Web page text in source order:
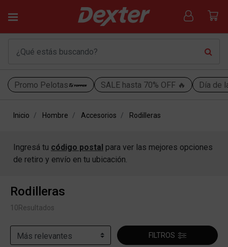
Promo Pelotas SALE hasta 70% OFF 🔥 Día de
Inicio Hombre Accesorios Rodilleras
Ingresá tu código postal para ver las mejores opciones
de retiro y envío en tu ubicación.
Rodilleras
10Resultados
FILTROS